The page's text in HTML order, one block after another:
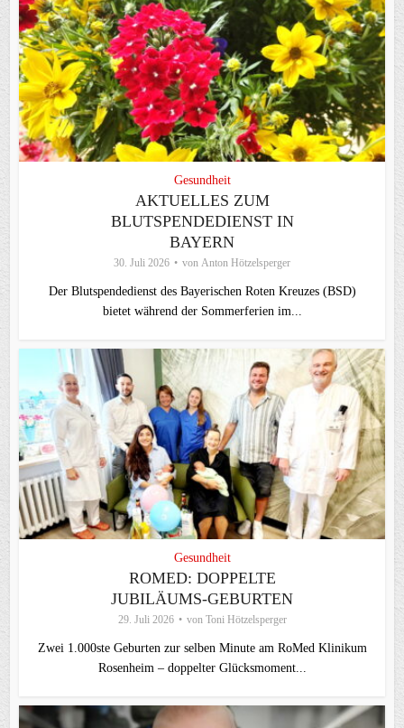
Gesundheit
AKTUELLES ZUM
BLUTSPENDEDIENST IN
BAYERN
30. Juli 2026 von Anton Hötzelsperger
Der Blutspendedienst des Bayerischen Roten Kreuzes (BSD)
bietet während der Sommerferien im...
Gesundheit
ROMED: DOPPELTE
JUBILÄUMS-GEBURTEN
29. Juli 2026 von Toni Hötzelsperger
Zwei 1.000ste Geburten zur selben Minute am RoMed Klinikum
Rosenheim – doppelter Glücksmoment...